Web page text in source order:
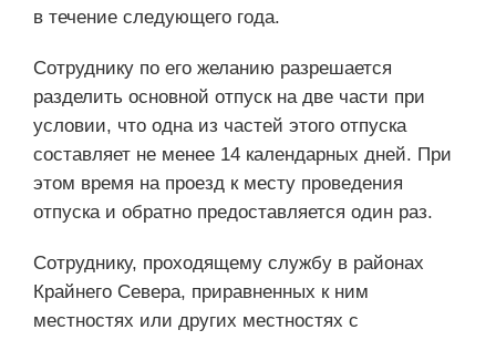
в течение следующего года.
Сотруднику по его желанию разрешается
разделить основной отпуск на две части при
условии, что одна из частей этого отпуска
составляет не менее 14 календарных дней. При
этом время на проезд к месту проведения
отпуска и обратно предоставляется один раз.
Сотруднику, проходящему службу в районах
Крайнего Севера, приравненных к ним
местностях или других местностях с